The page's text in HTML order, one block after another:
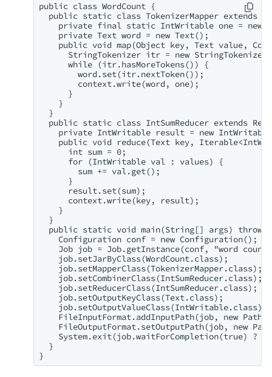
public class WordCount {
public static class TokenizerMapper extends
private final static IntWritable one = new
    private Text word = new Text();
public void map(Object key, Text value,
StringTokenizer itr = new
      while (itr.hasMoreTokens()) {
        word.set(itr.nextToken());
        context.write(word, one);
      }
    }
  }
public static class IntSumReducer extends
private IntWritable result = new
public void reduce(Text key,
      int sum = 0;
      for (IntWritable val : values) {
        sum += val.get();
      }
      result.set(sum);
      context.write(key, result);
    }
  }
public static void main(String[] args) throws
    Configuration conf = new Configuration();
Job job = Job.getInstance(conf, "word
    job.setJarByClass(WordCount.class);
    job.setMapperClass(TokenizerMapper.class);
    job.setCombinerClass(IntSumReducer.class);
    job.setReducerClass(IntSumReducer.class);
    job.setOutputKeyClass(Text.class);
    job.setOutputValueClass(IntWritable.class);
FileInputFormat.addInputPath(job, new
FileOutputFormat.setOutputPath(job, new
System.exit(job.waitForCompletion(true) ? 0
  }
}